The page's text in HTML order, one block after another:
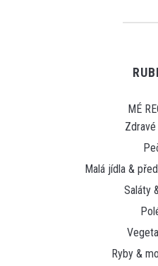
MÉ
Zdravé
Malá jídla &
Saláty
Ryby &